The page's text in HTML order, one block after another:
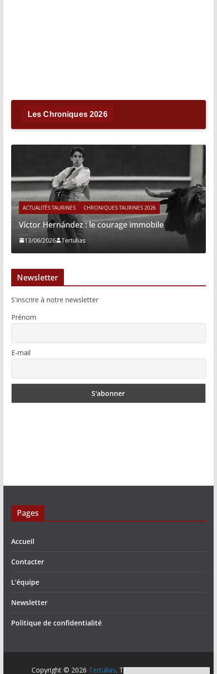
Les Chroniques 2026
ACTUALITÉS TAURINES CHRONIQUES TAURINES 2026
Víctor Hernández : le courage immobile
13/06/2026 Tertulias
Newsletter
S'inscrire à notre newsletter
Prénom
E-mail
Pages
Accueil
Contacter
L’équipe
Newsletter
Politique de confidentialité
Copyright © 2026 Tertulias. Tous droits réservés.